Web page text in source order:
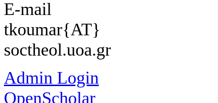
E-mail
tkoumar{AT}
soctheol.uoa.gr
Admin Login
OpenScholar